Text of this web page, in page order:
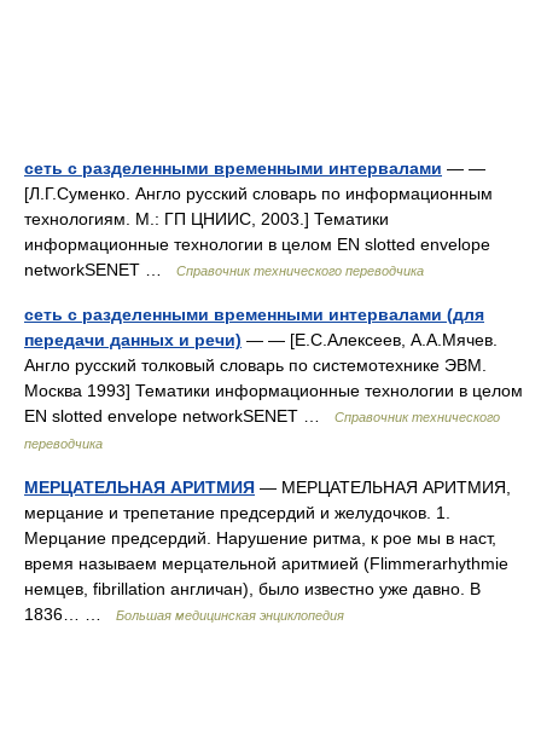
сеть с разделенными временными интервалами — —
[Л.Г.Суменко. Англо русский словарь по информационным
технологиям. М.: ГП ЦНИИС, 2003.] Тематики
информационные технологии в целом EN slotted envelope
networkSENET …
Справочник технического переводчика
сеть с разделенными временными интервалами (для
передачи данных и речи) — — [Е.С.Алексеев, А.А.Мячев.
Англо русский толковый словарь по системотехнике ЭВМ.
Москва 1993] Тематики информационные технологии в целом
EN slotted envelope networkSENET …
Справочник технического
переводчика
МЕРЦАТЕЛЬНАЯ АРИТМИЯ — МЕРЦАТЕЛЬНАЯ АРИТМИЯ,
мерцание и трепетание предсердий и желудочков. 1.
Мерцание предсердий. Нарушение ритма, к рое мы в наст,
время называем мерцательной аритмией (Flimmerarhythmie
немцев, fibrillation англичан), было известно уже давно. В
1836… …
Большая медицинская энциклопедия